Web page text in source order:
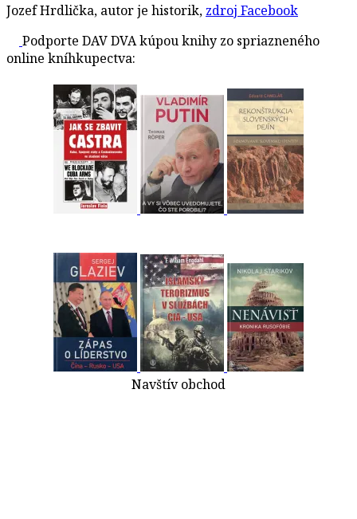
Jozef Hrdlička, autor je historik, zdroj Facebook
Podporte DAV DVA kúpou knihy zo spriazneného
online kníhkupectva:
Navštív obchod